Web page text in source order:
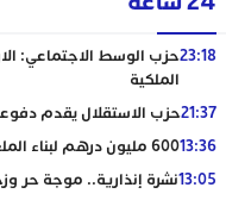
23:18حزب الوسط الاجتماعي:
الملكية
21:37حزب الاستقلال يقدم
13:36600 مليون درهم لبناء الملعب الكبير بمكناس
13:05نشرة إنذارية.. موجة حر